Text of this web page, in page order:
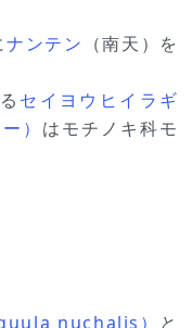
ナンテン （南天）を
セイヨウヒイラギ
） はモチノキ科モ
nuchalis） と